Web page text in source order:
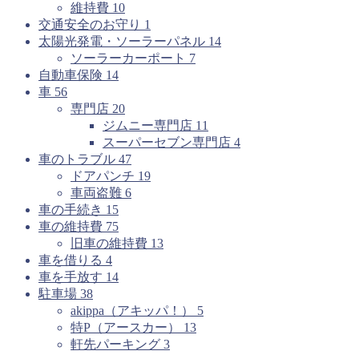
維持費 10
交通安全のお守り 1
太陽光発電・ソーラーパネル 14
ソーラーカーポート 7
自動車保険 14
車 56
専門店 20
ジムニー専門店 11
スーパーセブン専門店 4
車のトラブル 47
ドアパンチ 19
車両盗難 6
車の手続き 15
車の維持費 75
旧車の維持費 13
車を借りる 4
車を手放す 14
駐車場 38
akippa（アキッパ！） 5
特P（アースカー） 13
軒先パーキング 3